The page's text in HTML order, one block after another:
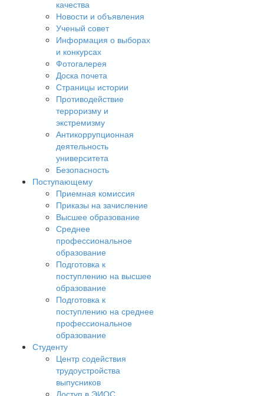
качества
Новости и объявления
Ученый совет
Информация о выборах
и конкурсах
Фотогалерея
Доска почета
Страницы истории
Противодействие
терроризму и
экстремизму
Антикоррупционная
деятельность
университета
Безопасность
Поступающему
Приемная комиссия
Приказы на зачисление
Высшее образование
Среднее
профессиональное
образование
Подготовка к
поступлению на высшее
образование
Подготовка к
поступлению на среднее
профессиональное
образование
Студенту
Центр содействия
трудоустройства
выпусников
Доступ в ЭИОС